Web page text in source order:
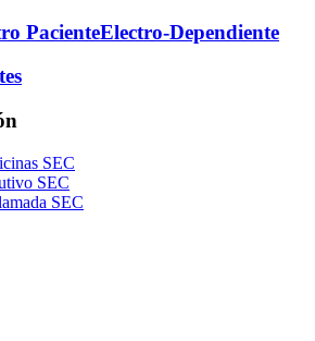
PacienteElectro-Dependiente
SEC
SEC
SEC